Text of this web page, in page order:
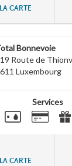
CARTE
Bonnevoie
Route de
Luxembourg
Services
CARTE